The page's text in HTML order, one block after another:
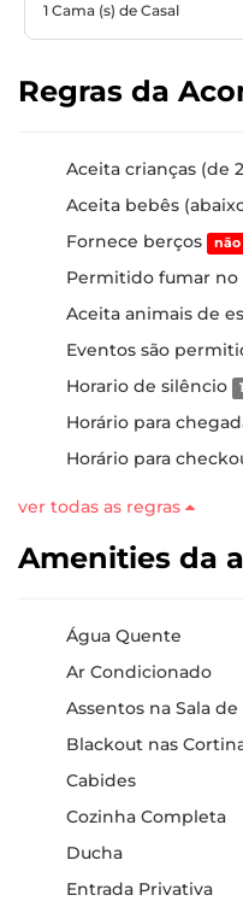
1 Cama (s) de Casal
Regras da
Aceita crianças (de
Aceita bebês
Fornece berços não
Permitido fumar no
Aceita animais de
Eventos são
Horario de silêncio
Horário para
Horário para
ver todas as regras
Amenities da
Água Quente
Ar Condicionado
Assentos na Sala
Blackout nas
Cabides
Cozinha Completa
Ducha
Entrada Privativa